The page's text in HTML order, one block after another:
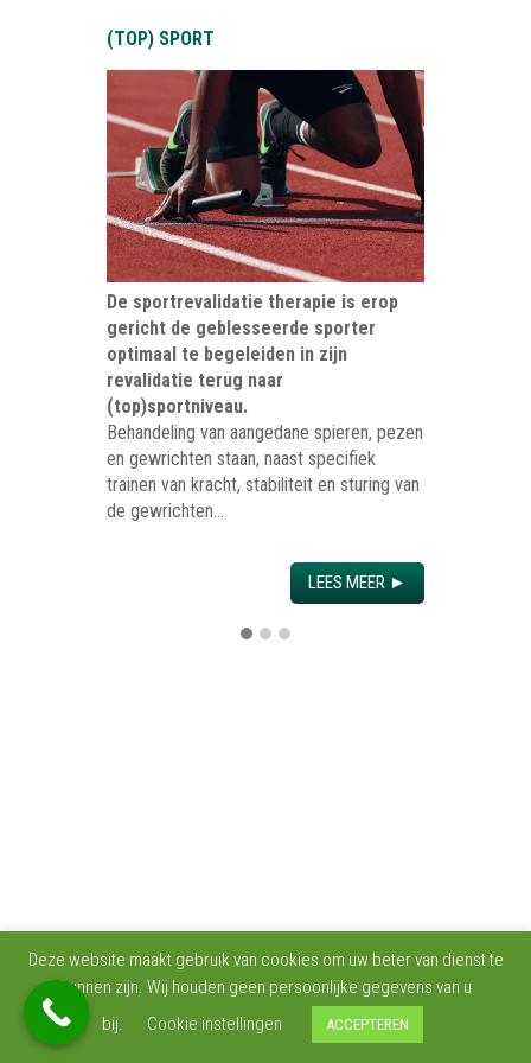
(TOP) SPORT
De sportrevalidatie therapie is erop
gericht de geblesseerde sporter
optimaal te begeleiden in zijn
revalidatie terug naar
(top)sportniveau.
Behandeling van aangedane spieren, pezen
en gewrichten staan, naast specifiek
trainen van kracht, stabiliteit en sturing van
de gewrichten...
LEES MEER ►
Deze website maakt gebruik van cookies om uw beter van dienst te
kunnen zijn. Wij houden geen persoonlijke gegevens van u
bij.
Cookie instellingen ACCEPTEREN